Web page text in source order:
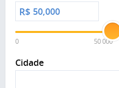
R$
0 50 000
Cidade